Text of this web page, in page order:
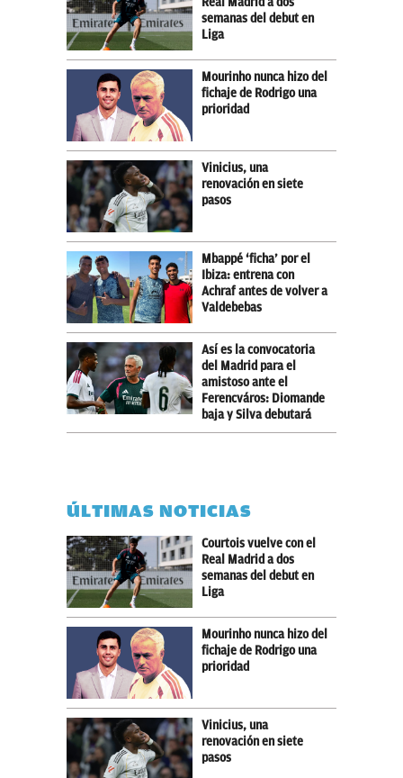
semanas del debut en
Liga
Mourinho nunca hizo del
fichaje de Rodrigo una
prioridad
Vinicius, una
renovación en siete
pasos
Mbappé ‘ficha’ por el
Ibiza: entrena con
Achraf antes de volver a
Valdebebas
Así es la convocatoria
del Madrid para el
amistoso ante el
Ferencváros: Diomande
baja y Silva debutará
ÚLTIMAS NOTICIAS
Courtois vuelve con el
Real Madrid a dos
semanas del debut en
Liga
Mourinho nunca hizo del
fichaje de Rodrigo una
prioridad
Vinicius, una
renovación en siete
pasos